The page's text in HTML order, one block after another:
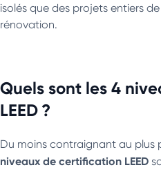
isolés que des projets entiers
rénovation.
Quels sont les 4
LEED ?
Du moins contraignant au plus
niveaux de certification LEED